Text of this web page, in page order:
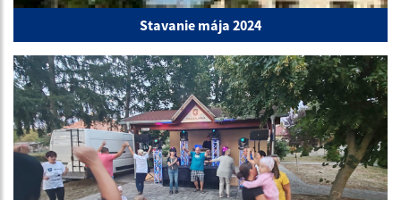
Stavanie mája 2024